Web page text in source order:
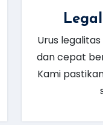
Urus
dan cepat
Kami